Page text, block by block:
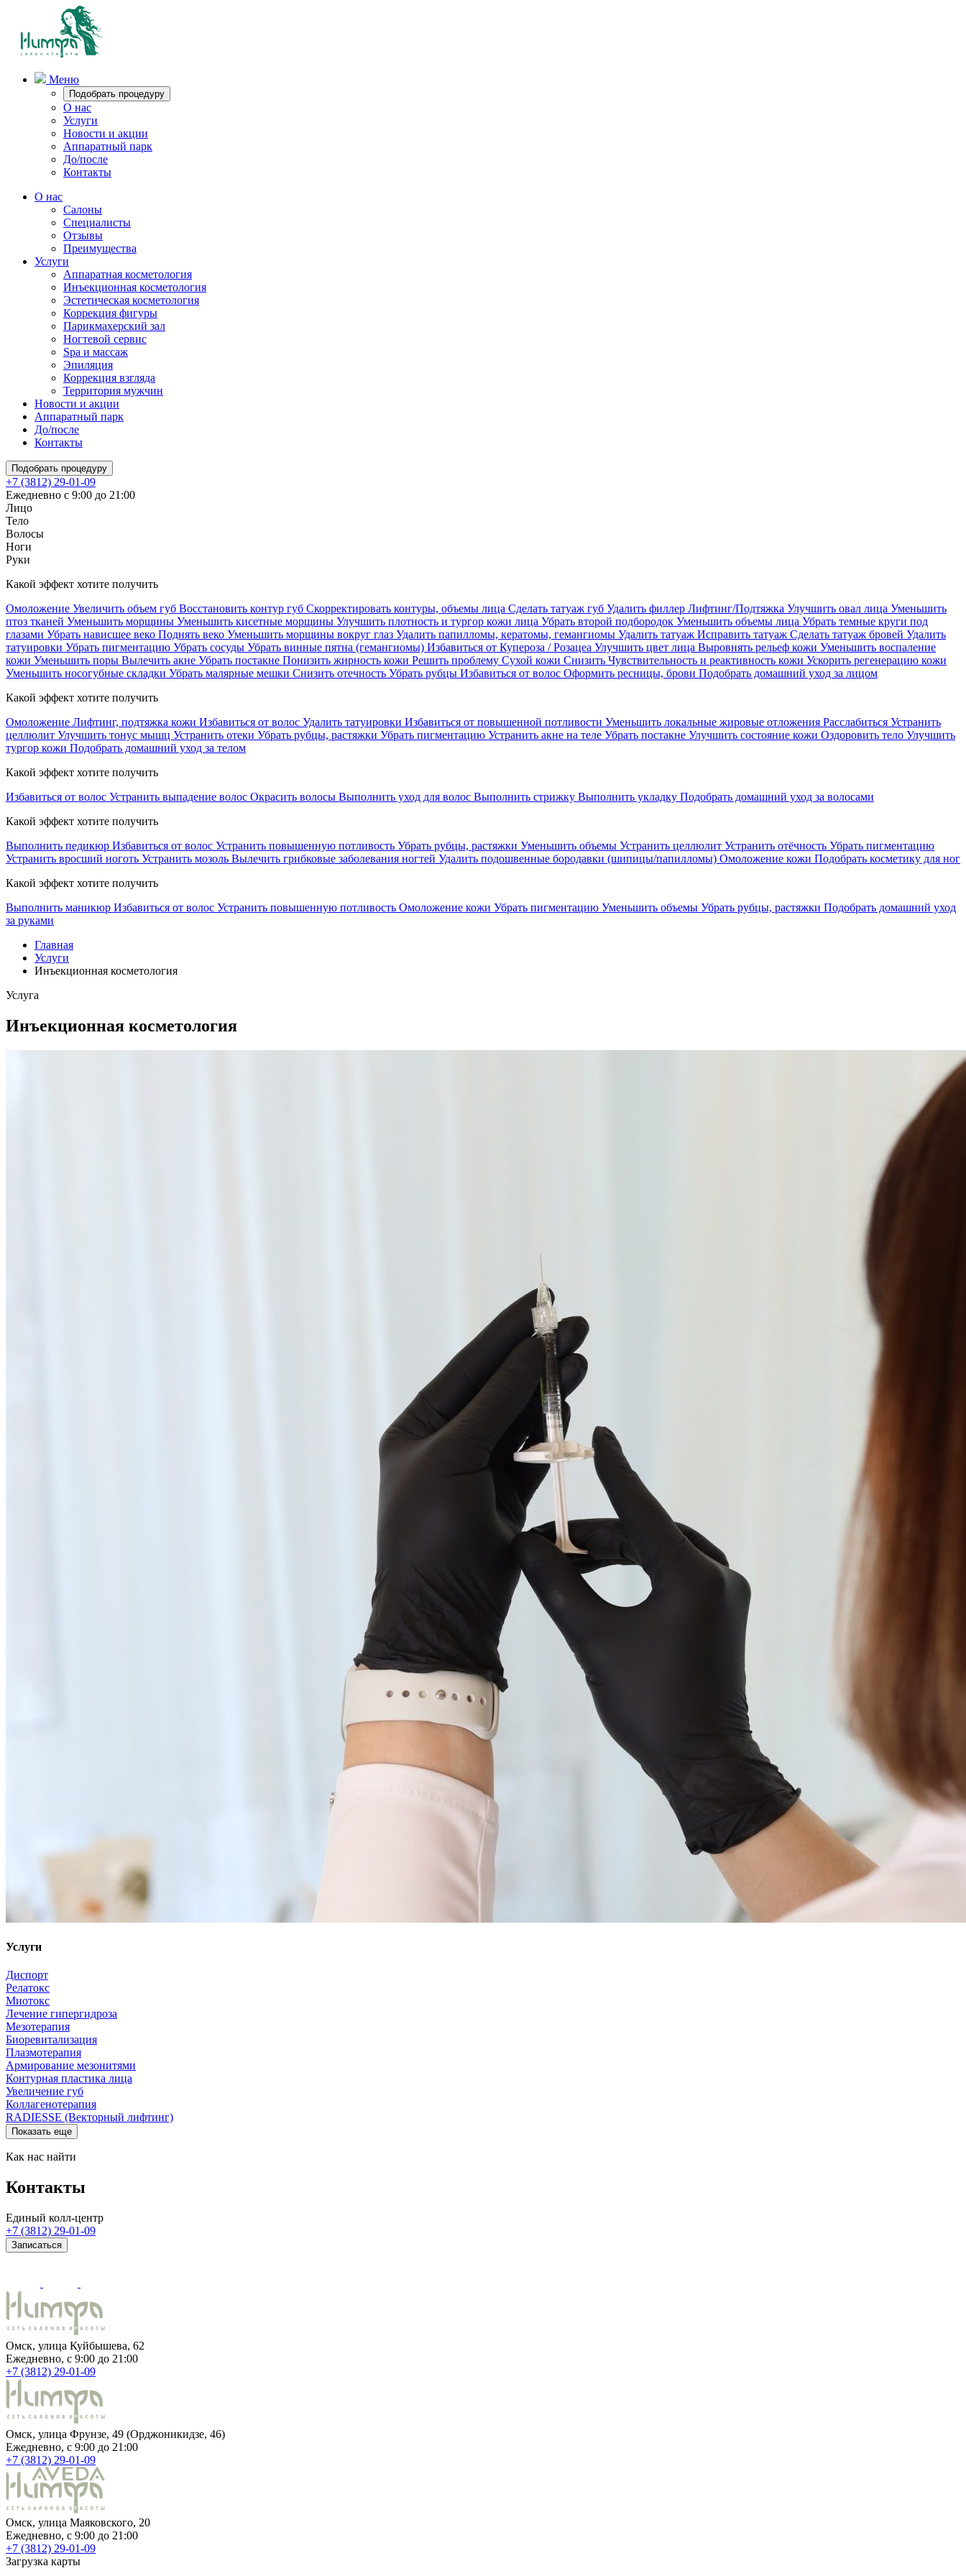
Меню
Подобрать процедуру
О нас
Услуги
Новости и акции
Аппаратный парк
До/после
Контакты
О нас
Салоны
Специалисты
Отзывы
Преимущества
Услуги
Аппаратная косметология
Инъекционная косметология
Эстетическая косметология
Коррекция фигуры
Парикмахерский зал
Ногтевой сервис
Spa и массаж
Эпиляция
Коррекция взгляда
Территория мужчин
Новости и акции
Аппаратный парк
До/после
Контакты
Подобрать процедуру
+7 (3812) 29-01-09
Ежедневно с 9:00 до 21:00
Лицо
Тело
Волосы
Ноги
Руки
Какой эффект хотите получить
Омоложение Увеличить объем губ Восстановить контур губ Скорректировать контуры, объемы лица Сделать татуаж губ Удалить филлер Лифтинг/Подтяжка Улучшить овал лица Уменьшить
птоз тканей Уменьшить морщины Уменьшить кисетные морщины Улучшить плотность и тургор кожи лица Убрать второй подбородок Уменьшить объемы лица Убрать темные круги под
глазами Убрать нависшее веко Поднять веко Уменьшить морщины вокруг глаз Удалить папилломы, кератомы, гемангиомы Удалить татуаж Исправить татуаж Сделать татуаж бровей Удалить
татуировки Убрать пигментацию Убрать сосуды Убрать винные пятна (гемангиомы) Избавиться от Купероза / Розацеа Улучшить цвет лица Выровнять рельеф кожи Уменьшить воспаление
кожи Уменьшить поры Вылечить акне Убрать постакне Понизить жирность кожи Решить проблему Сухой кожи Cнизить Чувствительность и реактивность кожи Ускорить регенерацию кожи
Уменьшить носогубные складки Убрать малярные мешки Снизить отечность Убрать рубцы Избавиться от волос Оформить ресницы, брови Подобрать домашний уход за лицом
Какой эффект хотите получить
Омоложение Лифтинг, подтяжка кожи Избавиться от волос Удалить татуировки Избавиться от повышенной потливости Уменьшить локальные жировые отложения Расслабиться Устранить
целлюлит Улучшить тонус мышц Устранить отеки Убрать рубцы, растяжки Убрать пигментацию Устранить акне на теле Убрать постакне Улучшить состояние кожи Оздоровить тело Улучшить
тургор кожи Подобрать домашний уход за телом
Какой эффект хотите получить
Избавиться от волос Устранить выпадение волос Окрасить волосы Выполнить уход для волос Выполнить стрижку Выполнить укладку Подобрать домашний уход за волосами
Какой эффект хотите получить
Выполнить педикюр Избавиться от волос Устранить повышенную потливость Убрать рубцы, растяжки Уменьшить объемы Устранить целлюлит Устранить отёчность Убрать пигментацию
Устранить вросший ноготь Устранить мозоль Вылечить грибковые заболевания ногтей Удалить подошвенные бородавки (шипицы/папилломы) Омоложение кожи Подобрать косметику для ног
Какой эффект хотите получить
Выполнить маникюр Избавиться от волос Устранить повышенную потливость Омоложение кожи Убрать пигментацию Уменьшить объемы Убрать рубцы, растяжки Подобрать домашний уход
за руками
Главная
Услуги
Инъекционная косметология
Услуга
Инъекционная косметология
Услуги
Диспорт
Релатокс
Миотокс
Лечение гипергидроза
Мезотерапия
Биоревитализация
Плазмотерапия
Армирование мезонитями
Контурная пластика лица
Увеличение губ
Коллагенотерапия
RADIESSE (Векторный лифтинг)
Показать еще
Как нас найти
Контакты
Единый колл-центр
+7 (3812) 29-01-09
Записаться
Омск, улица Куйбышева, 62
Ежедневно, c 9:00 до 21:00
+7 (3812) 29-01-09
Омск, улица Фрунзе, 49 (Орджоникидзе, 46)
Ежедневно, c 9:00 до 21:00
+7 (3812) 29-01-09
Омск, улица Маяковского, 20
Ежедневно, c 9:00 до 21:00
+7 (3812) 29-01-09
Загрузка карты